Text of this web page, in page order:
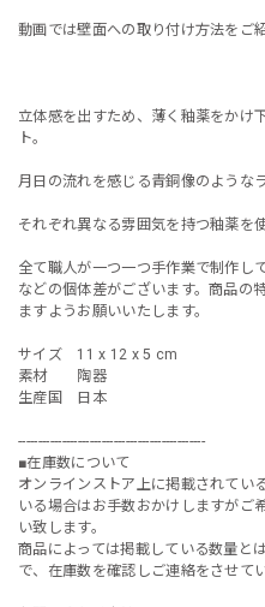
動画では壁面への取り付け方法をご
立体感を出すため、薄く釉薬をかけ
ト。
月日の流れを感じる青銅像のような
それぞれ異なる雰囲気を持つ釉薬を
全て職人が一つ一つ手作業で制作し
などの個体差がございます。商品の
ますようお願いいたします。
サイズ 11 x 12 x 5 cm
素材 陶器
生産国 日本
-----------------------------------------------
■在庫数について
オンラインストア上に掲載されてい
いる場合はお手数おかけしますがご
い致します。
商品によっては掲載している数量と
で、在庫数を確認しご連絡をさせて